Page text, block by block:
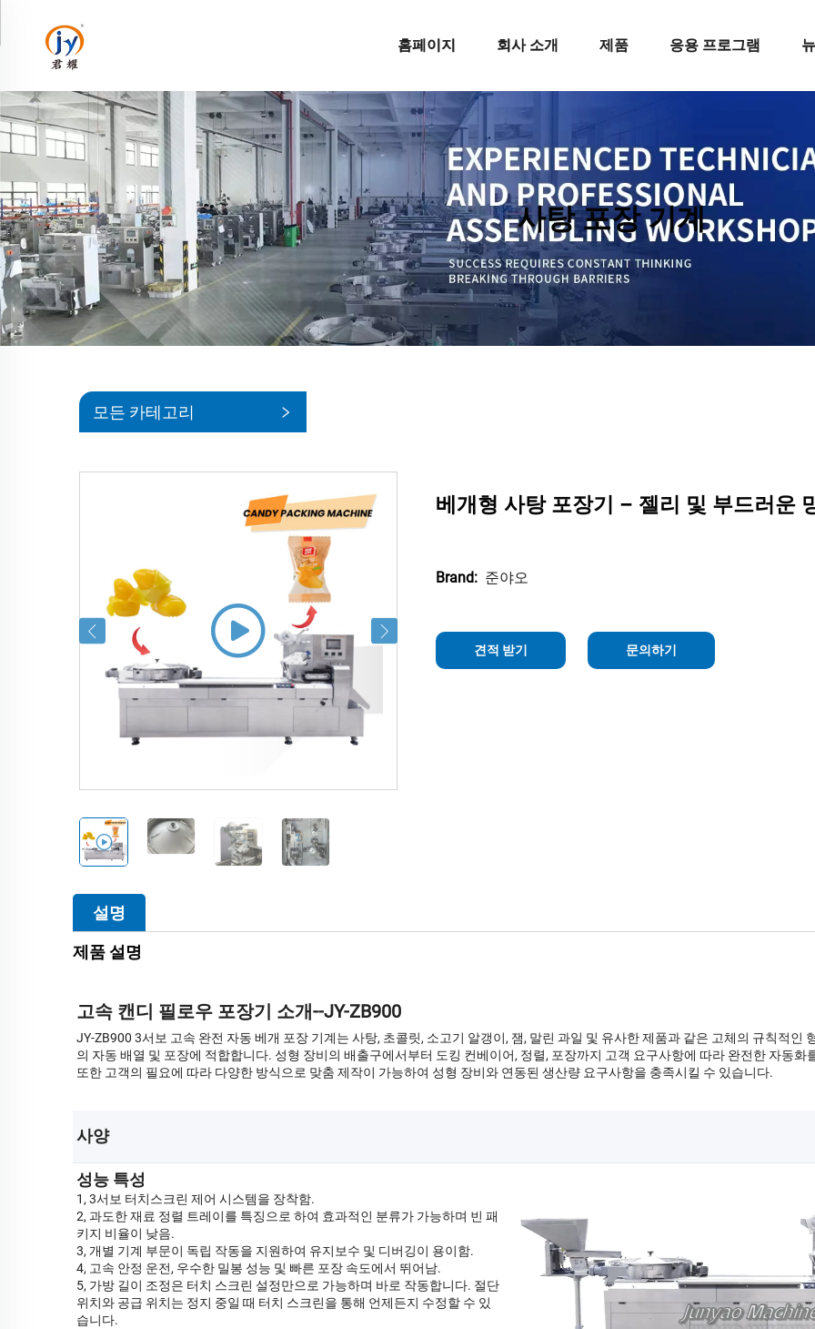
홈페이지 회사 소개 제품 응용 프로그램
사탕 포장 기계
모든 카테고리
베개형 사탕 포장기 – 젤리 및 부드러운
Brand: 준야오
견적 받기 문의하기
설명
제품 설명
고속 캔디 필로우 포장기 소개--JY-ZB900
JY-ZB900 3서보 고속 완전 자동 베개 포장 기계는 사탕, 초콜릿, 소고기 알갱이, 잼, 말린 과일 및 유사한 제품과 같은 고체의 규칙적인
의 자동 배열 및 포장에 적합합니다. 성형 장비의 배출구에서부터 도킹 컨베이어, 정렬, 포장까지 고객 요구사항에 따라 완전한 자동화
또한 고객의 필요에 따라 다양한 방식으로 맞춤 제작이 가능하여 성형 장비와 연동된 생산량 요구사항을 충족시킬 수 있습니다.
사양
성능 특성
1, 3서보 터치스크린 제어 시스템을 장착함.
2, 과도한 재료 정렬 트레이를 특징으로 하여 효과적인 분류가 가능하며 빈 패
키지 비율이 낮음.
3, 개별 기계 부문이 독립 작동을 지원하여 유지보수 및 디버깅이 용이함.
4, 고속 안정 운전, 우수한 밀봉 성능 및 빠른 포장 속도에서 뛰어남.
5, 가방 길이 조정은 터치 스크린 설정만으로 가능하며 바로 작동합니다. 절단
위치와 공급 위치는 정지 중일 때 터치 스크린을 통해 언제든지 수정할 수 있
습니다.